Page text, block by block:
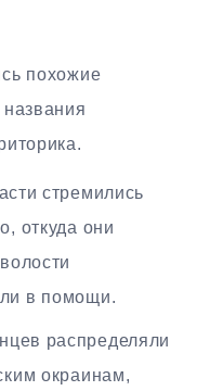
похожие
стремились
откуда они
в помощи.
распределяли
окраинам,